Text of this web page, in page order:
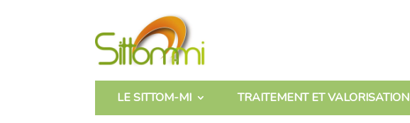
LE SITTOM-MI TRAITEMENT ET VALORISATION